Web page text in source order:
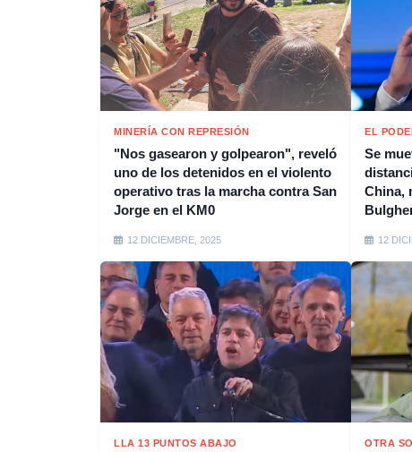
MINERÍA CON REPRESIÓN
"Nos gasearon y golpearon", reveló
uno de los detenidos en el violento
operativo tras la marcha contra San
Jorge en el KM0
12 DICIEMBRE, 2025
EL
Se
China,
12
LLA 13 PUNTOS ABAJO OTRA